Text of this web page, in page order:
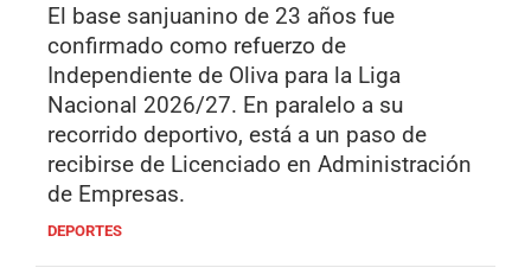
El base sanjuanino de 23 años fue
confirmado como refuerzo de
Independiente de Oliva para la Liga
Nacional 2026/27. En paralelo a su
recorrido deportivo, está a un paso de
recibirse de Licenciado en Administración
de Empresas.
DEPORTES